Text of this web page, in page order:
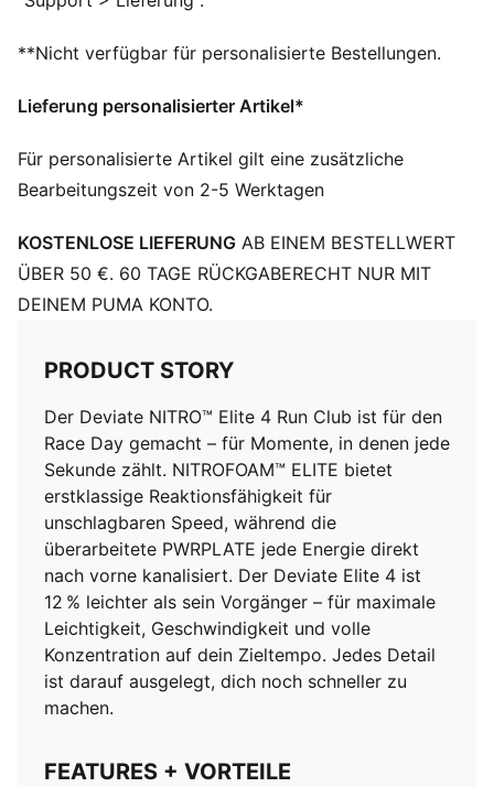
bietet
Energierückgabe und einen propulsiven Lauf
Gummimischung für Traktion auf allen Oberflächen
Breite: Regulär
Zehentyp: Abgerundet
Standhöhe: 36 mm/26 mm
Absatzart: Flach
Gewicht: 170 g (bei Schuhgröße 42)
Pronation: Neutral
Funktions-Mesh für Luftzirkulation und Stretch sowie
PWRTAPE für sicheren Halt
**Nicht verfügbar für personalisierte Bestellungen.
Lieferung personalisierter Artikel*
Für personalisierte Artikel gilt eine zusätzliche
Bearbeitungszeit von 2-5 Werktagen
KOSTENLOSE LIEFERUNG AB EINEM BESTELLWERT
ÜBER 50 €. 60 TAGE RÜCKGABERECHT NUR MIT
DEINEM PUMA KONTO.
PRODUCT STORY
Der Deviate NITRO™ Elite 4 Run Club ist für den
Race Day gemacht – für Momente, in denen jede
Sekunde zählt. NITROFOAM™ ELITE bietet
erstklassige Reaktionsfähigkeit für
unschlagbaren Speed, während die
überarbeitete PWRPLATE jede Energie direkt
nach vorne kanalisiert. Der Deviate Elite 4 ist
12 % leichter als sein Vorgänger – für maximale
Leichtigkeit, Geschwindigkeit und volle
Konzentration auf dein Zieltempo. Jedes Detail
ist darauf ausgelegt, dich noch schneller zu
machen.
FEATURES + VORTEILE